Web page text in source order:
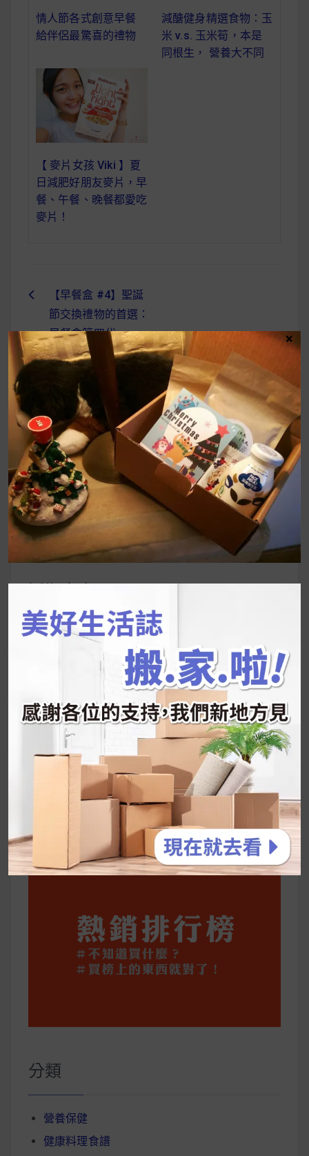
純素料理食譜
情人節各式創意早餐
給伴侶最驚喜的禮物
減醣健身精選食物：玉
米 v.s. 玉米筍，本是
同根生， 營養大不同
【 麥片女孩 Viki 】夏
日減肥好朋友麥片，早
餐、午餐、晚餐都愛吃
麥片！
文
導
【早餐盒 #4】聖誕
節交換禮物的首選：
早餐盒第四代
UrMart 為你打造理想生活
搜
尋
關
鍵
韓國人為什麼不容易胖？
推的MZ Diet ！
好吃的蛋白點心還有好玩的運動小遊戲！今年過
年已經等不及帶這盒跟我的親戚、朋友們一起分
享～
2026 過年禮盒推薦｜五款百元健康伴手禮
停用猛健樂後會反彈嗎？作用解析＋停藥後體重
維持全攻略
公主營養師：飲食改變也是能快樂執行的！6 個
你一定要知道的技巧
分類
營養保健
健康料理食譜
×